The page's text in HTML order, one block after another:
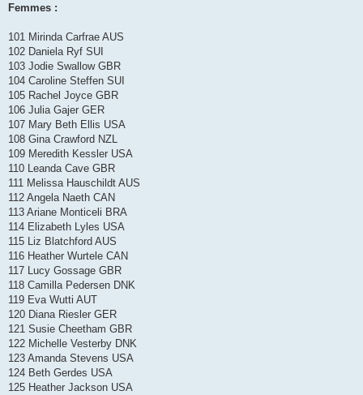
Femmes :
101 Mirinda Carfrae AUS
102 Daniela Ryf SUI
103 Jodie Swallow GBR
104 Caroline Steffen SUI
105 Rachel Joyce GBR
106 Julia Gajer GER
107 Mary Beth Ellis USA
108 Gina Crawford NZL
109 Meredith Kessler USA
110 Leanda Cave GBR
111 Melissa Hauschildt AUS
112 Angela Naeth CAN
113 Ariane Monticeli BRA
114 Elizabeth Lyles USA
115 Liz Blatchford AUS
116 Heather Wurtele CAN
117 Lucy Gossage GBR
118 Camilla Pedersen DNK
119 Eva Wutti AUT
120 Diana Riesler GER
121 Susie Cheetham GBR
122 Michelle Vesterby DNK
123 Amanda Stevens USA
124 Beth Gerdes USA
125 Heather Jackson USA